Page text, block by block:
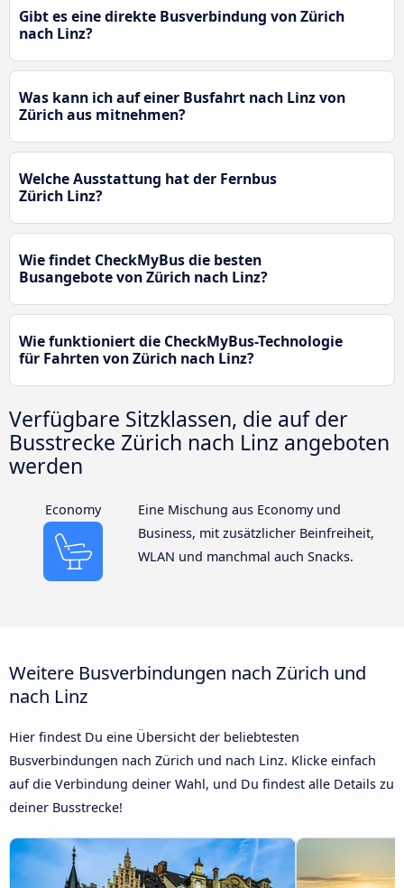
Gibt es eine direkte Busverbindung von Zürich
nach Linz?
Was kann ich auf einer Busfahrt nach Linz von
Zürich aus mitnehmen?
Welche Ausstattung hat der Fernbus
Zürich Linz?
Wie findet CheckMyBus die besten
Busangebote von Zürich nach Linz?
Wie funktioniert die CheckMyBus-Technologie
für Fahrten von Zürich nach Linz?
Verfügbare Sitzklassen, die auf der
Busstrecke Zürich nach Linz angeboten
werden
Economy
Eine Mischung aus Economy und
Business, mit zusätzlicher Beinfreiheit,
WLAN und manchmal auch Snacks.
Weitere Busverbindungen nach Zürich und
nach Linz
Hier findest Du eine Übersicht der beliebtesten
Busverbindungen nach Zürich und nach Linz. Klicke einfach
auf die Verbindung deiner Wahl, und Du findest alle Details zu
deiner Busstrecke!